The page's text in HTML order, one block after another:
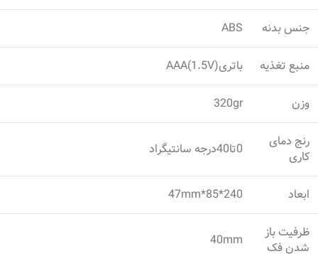
جنس بدنه ABS
منبع تغذیه باتریAAA(1.5V)
وزن 320gr
رنج دمای
کاری
0تا40درجه سانتیگراد
ابعاد 240*85*47mm
ظرفیت باز
شدن فک
40mm